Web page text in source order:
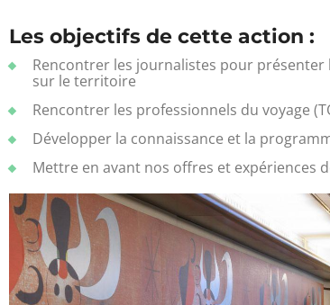
Les objectifs de cette action :
Rencontrer les journalistes pour présenter
sur le territoire
Rencontrer les professionnels du voyage
Développer la connaissance et la
Mettre en avant nos offres et expériences